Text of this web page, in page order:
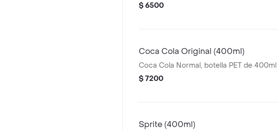
$ 6500
Coca Cola Original (400ml)
Coca Cola Normal, botella PET de 400ml
$ 7200
Sprite (400ml)